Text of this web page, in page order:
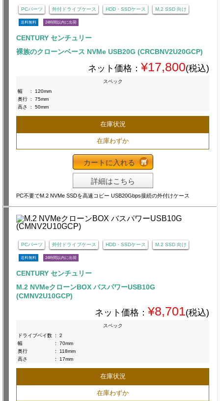
PCパーツ 外付ドライブケース HDD・SSDケース M.2 SSD 向け
送料無料 24時間以内に出荷
CENTURY センチュリー
裸族のクローンベース NVMe USB20G (CRCBNV2U20GCP)
ネット価格： ¥17,800(税込)
スペック
幅
:
120mm
奥行 :
75mm
高さ
: 50mm
在庫状況
在庫わずか
カートに入れる
詳細はこちら
PC不要でM.2 NVMe SSDを高速コピー USB20Gbps接続の外付けケース
PCパーツ 外付ドライブケース HDD・SSDケース M.2 SSD 向け
送料無料 24時間以内に出荷
CENTURY センチュリー
M.2 NVMeクローンBOX バスパワーUSB10G
(CMNV2U10GCP)
ネット価格： ¥8,701(税込)
スペック
ドライブベイ数 :
2
幅
:
70mm
奥行
:
118mm
高さ
: 17mm
在庫状況
在庫わずか